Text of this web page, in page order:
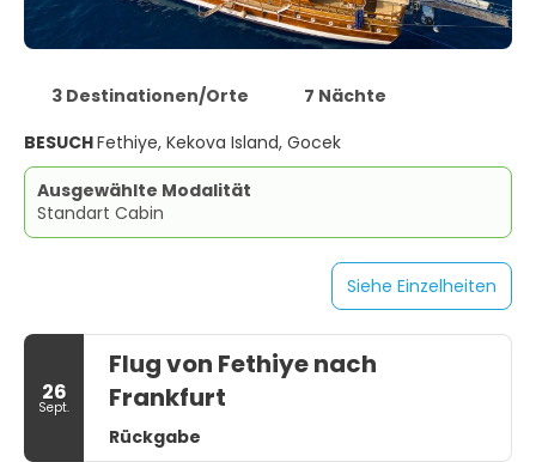
3 Destinationen/Orte
7 Nächte
BESUCHFethiye, Kekova Island, Gocek
Ausgewählte Modalität
Standart Cabin
Siehe Einzelheiten
26
Sept.
Flug von Fethiye nach
Frankfurt
Rückgabe